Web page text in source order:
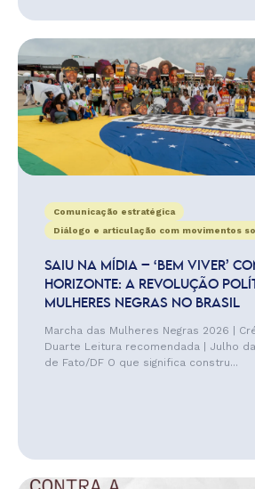
Comunicação estratégica
Diálogo e articulação com movimentos
SAIU NA MÍDIA – ‘BEM VIVER’
HORIZONTE: A REVOLUÇÃO
MULHERES NEGRAS NO BRASIL
Marcha das Mulheres Negras 2026 |
Duarte Leitura recomendada | Julho
de Fato/DF O que significa constru...